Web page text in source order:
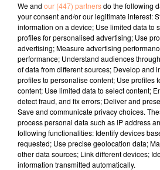
montée de toutes pièces
récentes polémiques du
selon les médias
également gentiment
description de l’événement. :
Johnson et ses copains,
requise. Invitez qui vous voulez.
gâteaux apéritifs et boissons".So
Crédit photo : Tom Nicholson - Reuters
fil actus
We and our (447) partnersdo the following
your consent and/or our legitimate interest:
information on a device; Use limited data to
profiles for personalised advertising; Use
advertising; Measure advertising
performance; Understand audiences
of data from different sources; Develop and
profiles to personalise content; Use profiles
content; Use limited data to select content;
detect fraud, and fix errors; Deliver and
Save and communicate privacy choices.
process personal data such as IP address
following functionalities: Identify devices
requested; Use precise geolocation data;
other data sources; Link different devices;
information transmitted automatically.